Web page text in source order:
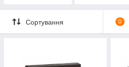
Сортування 0